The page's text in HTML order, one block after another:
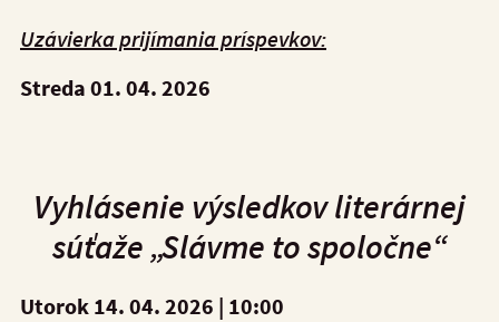
Uzávierka prijímania príspevkov:
Streda 01. 04. 2026
Vyhlásenie výsledkovliterárnej
súťaže „Slávme to spoločne“
Utorok 14. 04. 2026 | 10:00